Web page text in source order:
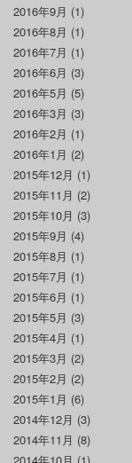
2016年9月 (1)
2016年8月 (1)
2016年7月 (1)
2016年6月 (3)
2016年5月 (5)
2016年3月 (3)
2016年2月 (1)
2016年1月 (2)
2015年12月 (1)
2015年11月 (2)
2015年10月 (3)
2015年9月 (4)
2015年8月 (1)
2015年7月 (1)
2015年6月 (1)
2015年5月 (3)
2015年4月 (1)
2015年3月 (2)
2015年2月 (2)
2015年1月 (6)
2014年12月 (3)
2014年11月 (8)